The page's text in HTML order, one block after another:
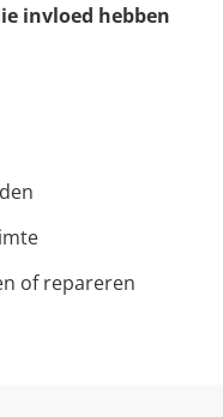
invloed hebben
of repareren